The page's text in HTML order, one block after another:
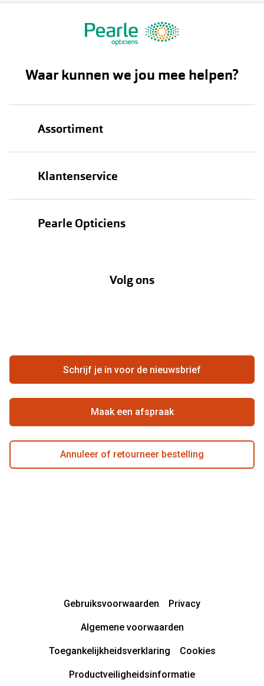
Waar kunnen we jou mee helpen?
Assortiment
Klantenservice
Verzending
Hier de overeenkomst ontbinden
Zorgvergoeding
Pearle Opticiens
Ondernemen bij Pearle
Beste winkelketen
Actievoorwaarden
Volg ons
Schrijf je in voor de nieuwsbrief
Maak een afspraak
Annuleer of retourneer bestelling
Gebruiksvoorwaarden Privacy
Algemene voorwaarden
Toegankelijkheidsverklaring Cookies
Productveiligheidsinformatie